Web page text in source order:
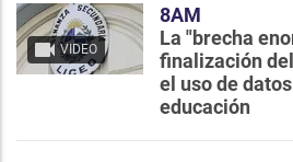
VIDEO
8AM
La "brecha
finalización
el uso de
educación